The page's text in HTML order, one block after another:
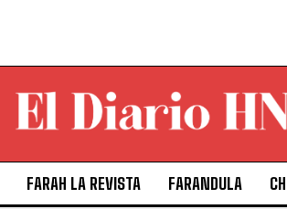
FARAH LA REVISTA FARANDULA